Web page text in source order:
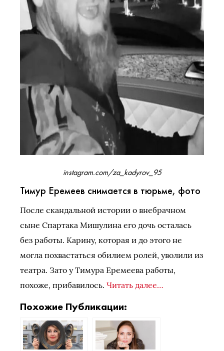
instagram.com/za_kadyrov_95
Тимур Еремеев снимается в тюрьме, фото
После скандальной истории о внебрачном
сыне Спартака Мишулина его дочь осталась
без работы. Карину, которая и до этого не
могла похвастаться обилием ролей, уволили из
театра. Зато у Тимура Еремеева работы,
похоже, прибавилось. Читать далее…
Похожие Публикации: